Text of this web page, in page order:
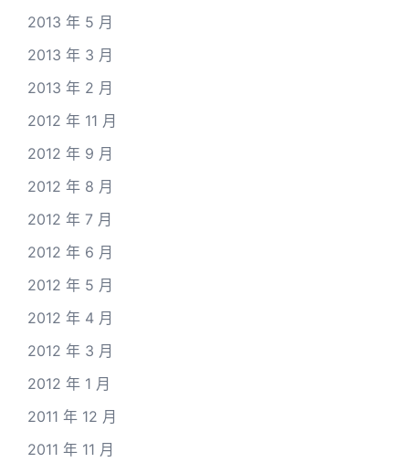
2013 年 5 月
2013 年 3 月
2013 年 2 月
2012 年 11 月
2012 年 9 月
2012 年 8 月
2012 年 7 月
2012 年 6 月
2012 年 5 月
2012 年 4 月
2012 年 3 月
2012 年 1 月
2011 年 12 月
2011 年 11 月